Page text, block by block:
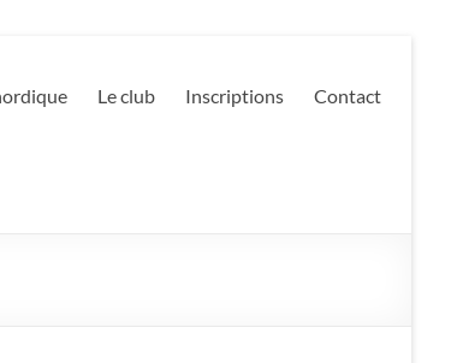
Le club Inscriptions Contact